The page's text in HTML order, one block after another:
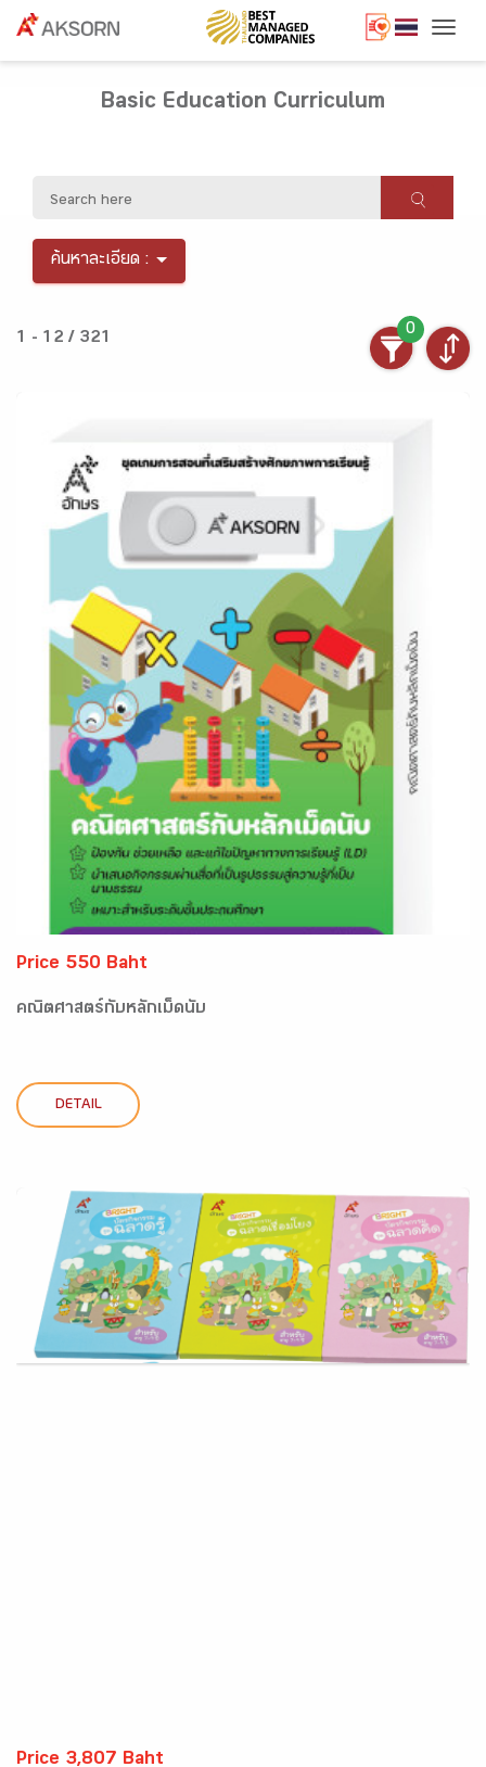
Basic Education Curriculum
ค้นหาละเอียด :
1 - 12 / 321
0
Price 550 Baht
คณิตศาสตร์กับหลักเม็ดนับ
DETAIL
Price 3,807 Baht